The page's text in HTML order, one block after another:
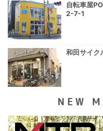
自転車屋
2-7-1
和田サイク
NEW